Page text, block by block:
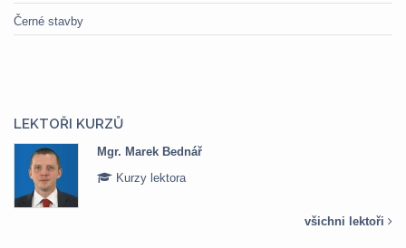
Černé stavby
LEKTOŘI KURZŮ
Mgr. Marek Bednář
Kurzy lektora
všichni lektoři